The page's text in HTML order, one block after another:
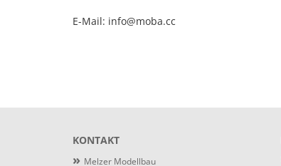
E-Mail: info@moba.cc
KONTAKT
» Melzer Modellbau